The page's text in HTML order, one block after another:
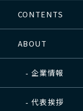
CONTENTS
ABOUT
企業情報
代表挨拶